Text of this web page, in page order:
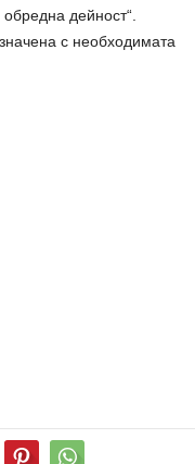
дейност“.
с необходимата